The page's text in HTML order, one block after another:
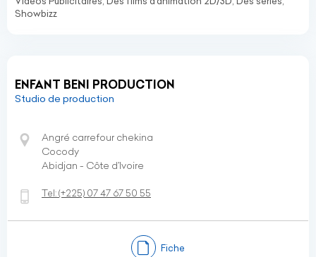
Showbizz
ENFANT BENI PRODUCTION
Studio de production
Angré carrefour chekina
Cocody
Abidjan - Côte d’Ivoire
Tel:(+225) 07 47 67 50 55
Fiche